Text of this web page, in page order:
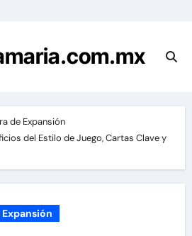
de Expansión
del Estilo de Juego, Cartas Clave y